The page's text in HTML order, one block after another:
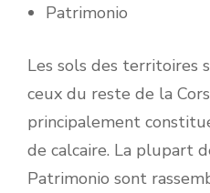
Patrimonio
Les sols des territoires
ceux du reste de la
principalement
de calcaire. La plupart
Patrimonio sont